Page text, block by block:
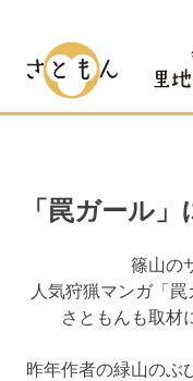
「罠ガール
篠山の
人気狩猟マンガ「
さともんも取材
昨年作者の緑山のぶ